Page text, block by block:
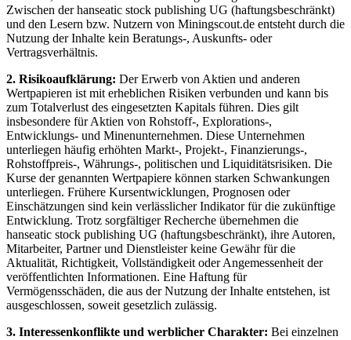
Zwischen der hanseatic stock publishing UG (haftungsbeschränkt)
und den Lesern bzw. Nutzern von Miningscout.de entsteht durch die
Nutzung der Inhalte kein Beratungs-, Auskunfts- oder
Vertragsverhältnis.
2. Risikoaufklärung: Der Erwerb von Aktien und anderen
Wertpapieren ist mit erheblichen Risiken verbunden und kann bis
zum Totalverlust des eingesetzten Kapitals führen. Dies gilt
insbesondere für Aktien von Rohstoff-, Explorations-,
Entwicklungs- und Minenunternehmen. Diese Unternehmen
unterliegen häufig erhöhten Markt-, Projekt-, Finanzierungs-,
Rohstoffpreis-, Währungs-, politischen und Liquiditätsrisiken. Die
Kurse der genannten Wertpapiere können starken Schwankungen
unterliegen. Frühere Kursentwicklungen, Prognosen oder
Einschätzungen sind kein verlässlicher Indikator für die zukünftige
Entwicklung. Trotz sorgfältiger Recherche übernehmen die
hanseatic stock publishing UG (haftungsbeschränkt), ihre Autoren,
Mitarbeiter, Partner und Dienstleister keine Gewähr für die
Aktualität, Richtigkeit, Vollständigkeit oder Angemessenheit der
veröffentlichten Informationen. Eine Haftung für
Vermögensschäden, die aus der Nutzung der Inhalte entstehen, ist
ausgeschlossen, soweit gesetzlich zulässig.
3. Interessenkonflikte und werblicher Charakter: Bei einzelnen